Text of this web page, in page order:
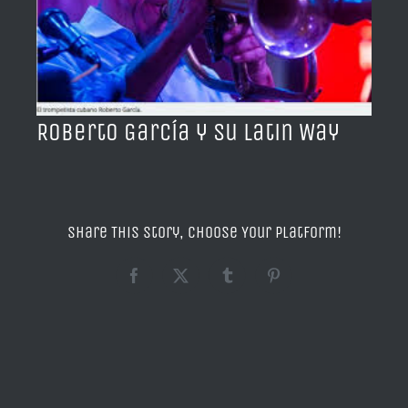
ACERCA DE
CONTACTO
Roberto García y su Latin Way
Share This Story, Choose Your Platform!
Facebook
X TumblrPinterest